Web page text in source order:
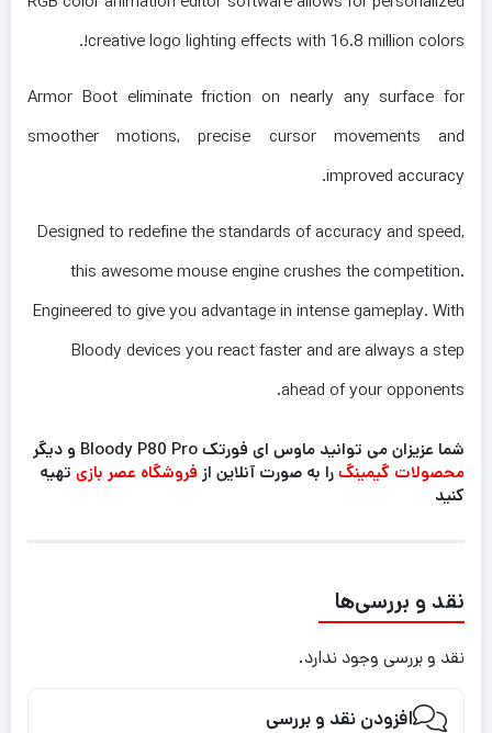
creative logo lighting effects with 16.8 million colors!.
Armor Boot eliminate friction on nearly any surface for
smoother motions, precise cursor movements and
improved accuracy.
Designed to redefine the standards of accuracy and speed,
this awesome mouse engine crushes the competition.
Engineered to give you advantage in intense gameplay. With
Bloody devices you react faster and are always a step
ahead of your opponents.
شما عزیزان می توانید ماوس ای فورتک Bloody P80 Pro و دیگر
محصولات گیمینگرا به صورت آنلاین از فروشگاه عصر بازی تهیه
کنید
نقد و بررسی‌ها
نقد و بررسی وجود ندارد.
افزودن نقد و بررسی